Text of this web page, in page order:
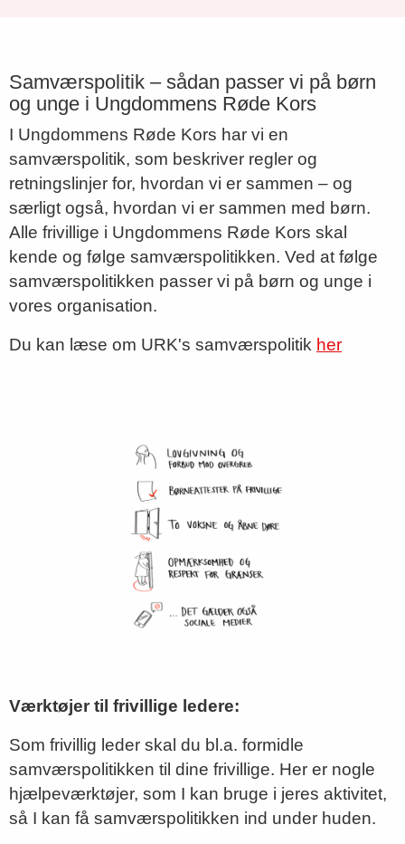
Samværspolitik – sådan passer vi på børn
og unge i Ungdommens Røde Kors
I Ungdommens Røde Kors har vi en
samværspolitik, som beskriver regler og
retningslinjer for, hvordan vi er sammen – og
særligt også, hvordan vi er sammen med børn.
Alle frivillige i Ungdommens Røde Kors skal
kende og følge samværspolitikken. Ved at følge
samværspolitikken passer vi på børn og unge i
vores organisation.
Du kan læse om URK's samværspolitik her
Værktøjer til frivillige ledere:
Som frivillig leder skal du bl.a. formidle
samværspolitikken til dine frivillige. Her er nogle
hjælpeværktøjer, som I kan bruge i jeres aktivitet,
så I kan få samværspolitikken ind under huden.